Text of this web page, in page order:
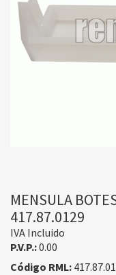
MENSULA
417.87.0129
IVA Incluido
P.V.P.:0.00
Código RML: